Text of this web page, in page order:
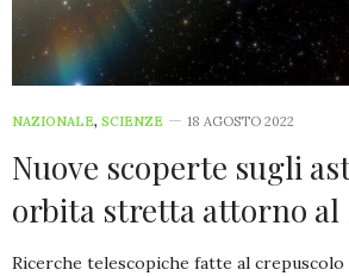
NAZIONALE, SCIENZE 18 AGOSTO 2022
Nuove scoperte sugli
orbita stretta attorno al
Ricerche telescopiche fatte al